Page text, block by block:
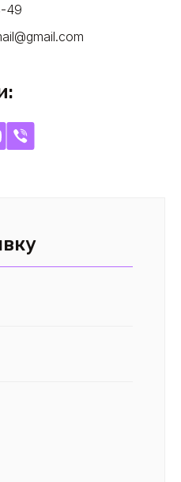
49